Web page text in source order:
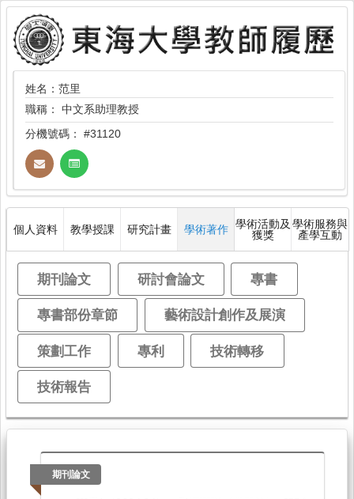
姓名：范里
職稱： 中文系助理教授
分機號碼： #31120
個人資料 教學授課 研究計畫 學術著作 學術活動及
獲獎
學術服務與
產學互動
期刊論文 研討會論文 專書
專書部份章節 藝術設計創作及展演
策劃工作 專利 技術轉移
技術報告
期刊論文